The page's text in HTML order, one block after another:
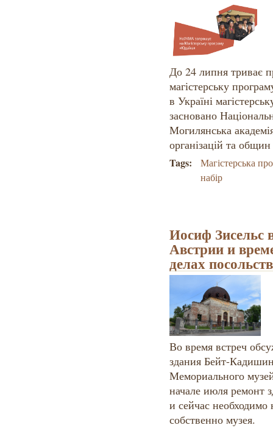
До 24 липня триває
магістерську
в Україні
засновано
Могилянська
організацій та
Tags:
Магістерська
набір
Иосиф Зисельс
Австрии и
делах
Во время встреч
здания Бейт-
Мемориального
начале июля ремонт
и сейчас необходимо
собственно музея.